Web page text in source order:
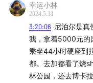
做个民族性上的哥伦布
在世界游荡的女性15
莫胡说2：在床和沙
幸运小林
2024.5.31
3:20:06 尼泊尔是真
我，拿着5000元的
乘坐44小时硬座到
都。去加都看了烧
林公园，还去博卡